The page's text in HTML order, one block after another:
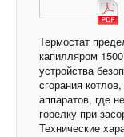
Термостат
капилляром
устройства
сгорания
аппаратов, где
горелку при
Технические